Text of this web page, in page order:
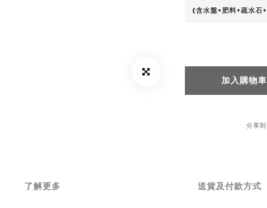
加入購物車
分享到
了解更多 送貨及付款方式